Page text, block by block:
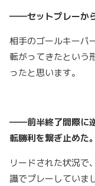
――セットプレーか
相手のゴールキーパ
転がってきたという
ったと思います。
――前半終了間際に
転勝利を繋ぎ止めた
リードされた状況で
識でプレーしていま